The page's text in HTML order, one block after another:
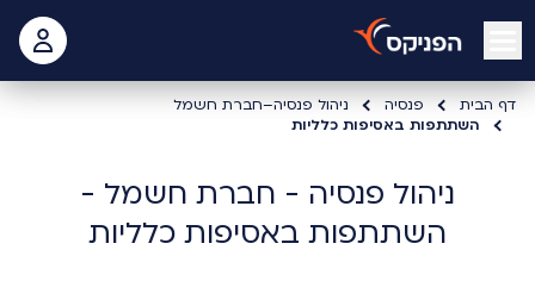
open mobile menu
דף הבית פנסיה
ניהול פנסיה–חברת חשמל
השתתפות באסיפות כלליות
ניהול פנסיה - חברת חשמל -
השתתפות באסיפות כלליות